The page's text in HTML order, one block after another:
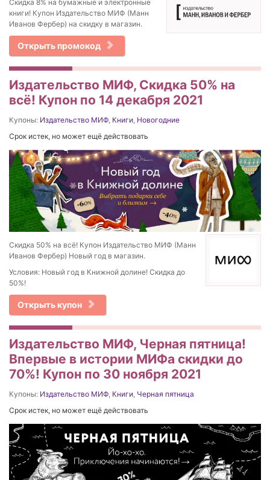
Скидка 8% на бумажные и электронные
книги! Купон Издательство МИФ (Манн
Иванов Фербер) на скидку в магазин.
Открыть промокод
Издательство МИФ, Скидка 50% на
всё! Купон по 14 декабря 2021
Купоны: Издательство МИФ, Книги, Новогодние
Срок истек, но может ещё действовать
Скидка 50% на всё! Купон Издательство МИФ (Манн
Иванов Фербер) Новый год в магазин.
Условия: Новый год в Книжной долине! Скидка до
50%!
Открыть купон
Издательство МИФ, Черная пятница!
Впервые в истории МИФа скидки до
70%! Купон по 30 ноября 2021
Купоны: Издательство МИФ, Книги, Черная пятница
Срок истек, но может ещё действовать